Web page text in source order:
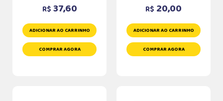
R$ 37,60
ADICIONAR AO CARRINHO
COMPRAR AGORA
R$ 20,00
ADICIONAR AO CARRINHO
COMPRAR AGORA